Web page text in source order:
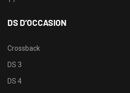
DS D’OCCASION
Crossback
DS 3
DS 4